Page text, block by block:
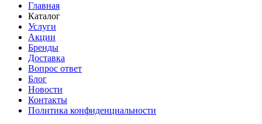
Главная
Каталог
Услуги
Акции
Бренды
Доставка
Вопрос ответ
Блог
Новости
Контакты
Политика конфиденциальности